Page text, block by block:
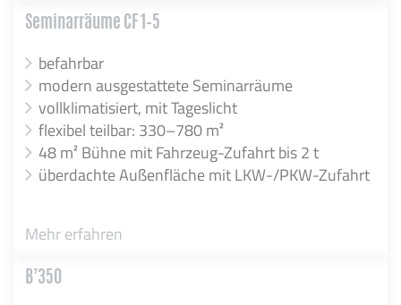
Seminarräume CF 1–5
befahrbar
modern ausgestattete Seminarräume
vollklimatisiert, mit Tageslicht
flexibel teilbar: 330–780 m²
48 m² Bühne mit Fahrzeug-Zufahrt bis 2 t
überdachte Außenfläche mit LKW-/PKW-Zufahrt
Mehr erfahren
B’350